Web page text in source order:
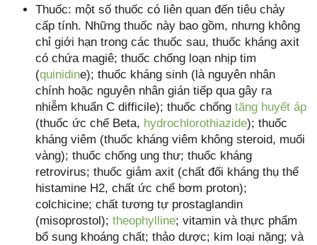
Thuốc: một số thuốc có liên quan đến tiêu chảy
cấp tính. Những thuốc này bao gồm, nhưng không
chỉ giới hạn trong các thuốc sau, thuốc kháng axit
có chứa magiê; thuốc chống loạn nhịp tim
(quinidine); thuốc kháng sinh (là nguyên nhân
chính hoặc nguyên nhân gián tiếp qua gây ra
nhiễm khuẩn C difficile); thuốc chống tăng huyết áp
(thuốc ức chế Beta, hydrochlorothiazide); thuốc
kháng viêm (thuốc kháng viêm không steroid, muối
vàng); thuốc chống ung thư; thuốc kháng
retrovirus; thuốc giảm axit (chất đối kháng thụ thể
histamine H2, chất ức chế bơm proton);
colchicine; chất tương tự prostaglandin
(misoprostol); theophylline; vitamin và thực phẩm
bổ sung khoáng chất; thảo dược; kim loại nặng; và